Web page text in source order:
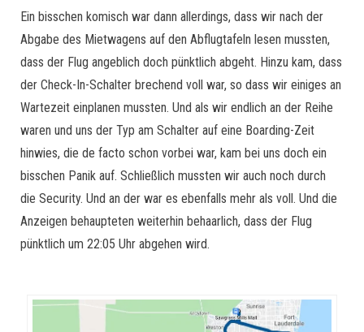
Ein bisschen komisch war dann allerdings, dass wir nach der
Abgabe des Mietwagens auf den Abflugtafeln lesen mussten,
dass der Flug angeblich doch pünktlich abgeht. Hinzu kam, dass
der Check-In-Schalter brechend voll war, so dass wir einiges an
Wartezeit einplanen mussten. Und als wir endlich an der Reihe
waren und uns der Typ am Schalter auf eine Boarding-Zeit
hinwies, die de facto schon vorbei war, kam bei uns doch ein
bisschen Panik auf. Schließlich mussten wir auch noch durch
die Security. Und an der war es ebenfalls mehr als voll. Und die
Anzeigen behaupteten weiterhin behaarlich, dass der Flug
pünktlich um 22:05 Uhr abgehen wird.